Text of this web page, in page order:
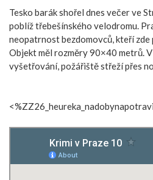
Tesko barák shořel dnes večer ve
poblíž třebešínského velodromu.
neopatrnost bezdomovců, kteří zde
Objekt měl rozměry 90×40 metrů.
vyšetřování, požářiště střeží přes